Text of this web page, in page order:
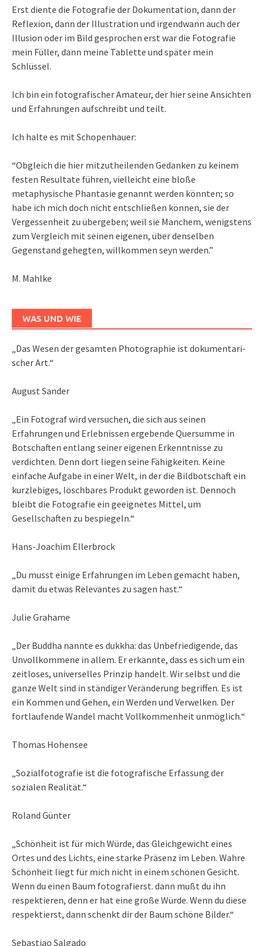
Erst diente die Fotografie der Dokumentation, dann der
Reflexion, dann der Illustration und irgendwann auch der
Illusion oder im Bild gesprochen erst war die Fotografie
mein Füller, dann meine Tablette und später mein
Schlüssel.
Ich bin ein fotografischer Amateur, der hier seine Ansichten
und Erfahrungen aufschreibt und teilt.
Ich halte es mit Schopenhauer:
“Obgleich die hier mitzutheilenden Gedanken zu keinem
festen Resultate führen, vielleicht eine bloße
metaphysische Phantasie genannt werden könnten; so
habe ich mich doch nicht entschließen können, sie der
Vergessenheit zu übergeben; weil sie Manchem, wenigstens
zum Vergleich mit seinen eigenen, über denselben
Gegenstand gehegten, willkommen seyn werden.”
M. Mahlke
WAS UND WIE
„Das We­sen der ge­sam­ten Pho­to­gra­phie ist do­ku­men­ta­ri­
scher Art.“
August Sander
„Ein Fotograf wird versuchen, die sich aus seinen
Erfahrungen und Erlebnissen ergebende Quersumme in
Botschaften entlang seiner eigenen Erkenntnisse zu
verdichten. Denn dort liegen seine Fähigkeiten. Keine
einfache Aufgabe in einer Welt, in der die Bildbotschaft ein
kurzlebiges, löschbares Produkt geworden ist. Dennoch
bleibt die Fotografie ein geeignetes Mittel, um
Gesellschaften zu bespiegeln.“
Hans-Joachim Ellerbrock
„Du musst einige Erfahrungen im Leben gemacht haben,
damit du etwas Relevantes zu sagen hast.“
Julie Grahame
„Der Buddha nannte es dukkha: das Unbefriedigende, das
Unvollkommene in allem. Er erkannte, dass es sich um ein
zeitloses, universelles Prinzip handelt. Wir selbst und die
ganze Welt sind in ständiger Veränderung begriffen. Es ist
ein Kommen und Gehen, ein Werden und Verwelken. Der
fortlaufende Wandel macht Vollkommenheit unmöglich.“
Thomas Hohensee
„Sozialfotografie ist die fotografische Erfassung der
sozialen Realität.“
Roland Günter
„Schönheit ist für mich Würde, das Gleichgewicht eines
Ortes und des Lichts, eine starke Präsenz im Leben. Wahre
Schönheit liegt für mich nicht in einem schönen Gesicht.
Wenn du einen Baum fotografierst. dann mußt du ihn
respektieren, denn er hat eine große Würde. Wenn du diese
respektierst, dann schenkt dir der Baum schöne Bilder.“
Sebastiao Salgado